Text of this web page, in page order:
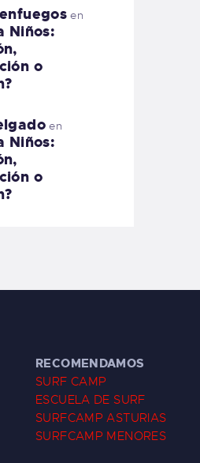
en
Niños:
o
en
Niños:
o
RECOMENDAMOS
SURF CAMP
ESCUELA DE SURF
SURFCAMP ASTURIAS
SURFCAMP MENORES